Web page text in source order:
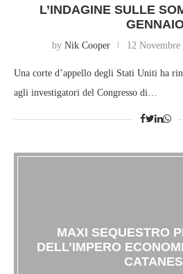
L’INDAGINE SULLE
by Nik Cooper 12 Novembre
Una corte d’appello degli Stati Uniti ha
agli investigatori del Congresso di…
MAXI SEQUESTRO
DELL’IMPERO